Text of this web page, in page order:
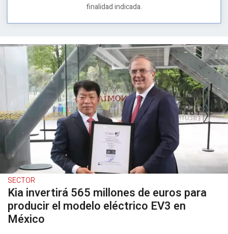
finalidad indicada.
SECTOR
Kia invertirá 565 millones de euros para
producir el modelo eléctrico EV3 en
México